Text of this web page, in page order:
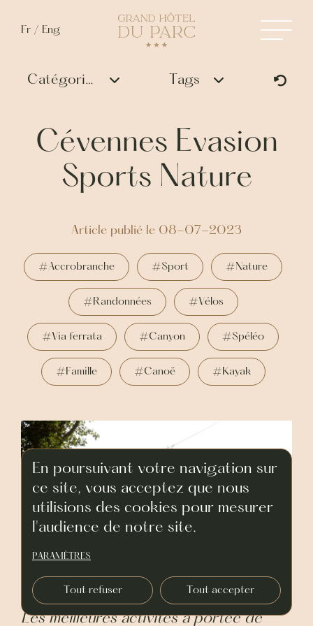
Fr / Eng
Catégories Tags
Cévennes Evasion
Sports Nature
Article publié le 08-07-2023
#Accrobranche #Sport #Nature
#Randonnées #Vélos
#Via ferrata #Canyon #Spéléo
#Famille #Canoë #Kayak
Les meilleures activités à portée de
En poursuivant votre navigation sur
ce site, vous acceptez que nous
utilisions des cookies pour mesurer
l'audience de notre site.
PARAMÈTRES
Tout refuser Tout accepter